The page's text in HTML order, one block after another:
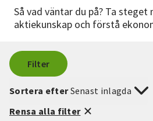
Så vad väntar du på? Ta
aktiekunskap och förstå
Filter
Sortera efterSenast inlagda
Rensa alla filter